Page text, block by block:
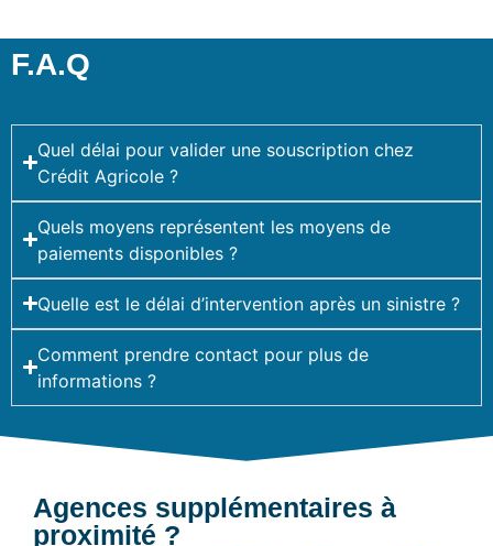
F.A.Q
Quel délai pour valider une souscription chez
Crédit Agricole ?
Quels moyens représentent les moyens de
paiements disponibles ?
Quelle est le délai d’intervention après un sinistre ?
Comment prendre contact pour plus de
informations ?
Agences supplémentaires à
proximité ?